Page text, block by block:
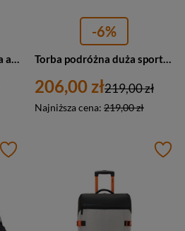
Torba podróżna sportowa antracytowa duża 73L - Travelite Kick-Off L 06915-04
-6%
Torba podróżna duża sportowa antracytowa 120L - Travelite Kick-Off XL 06916-04
206,00 zł
Najniższa cena: 219,00 zł
219,00 zł